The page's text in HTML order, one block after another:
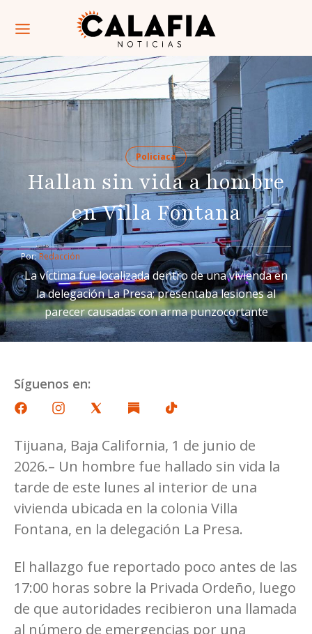
Policiaca
Hallan sin vida a hombre
en Villa Fontana
Por: Redacción
La víctima fue localizada dentro de una vivienda en
la delegación La Presa; presentaba lesiones al
parecer causadas con arma punzocortante
Síguenos en:
Tijuana, Baja California, 1 de junio de
2026.– Un hombre fue hallado sin vida la
tarde de este lunes al interior de una
vivienda ubicada en la colonia Villa
Fontana, en la delegación La Presa.
El hallazgo fue reportado poco antes de las
17:00 horas sobre la Privada Ordeño, luego
de que autoridades recibieron una llamada
al número de emergencias por una